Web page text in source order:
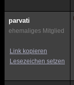
parvati
ehemaliges Mitglied
Link kopieren
Lesezeichen setzen